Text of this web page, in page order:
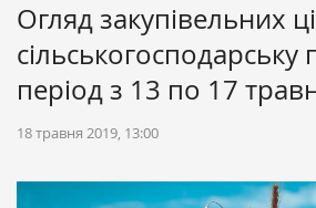
Огляд закупівельних
сільськогосподарську
період з 13 по 17
18 травня 2019, 13:00